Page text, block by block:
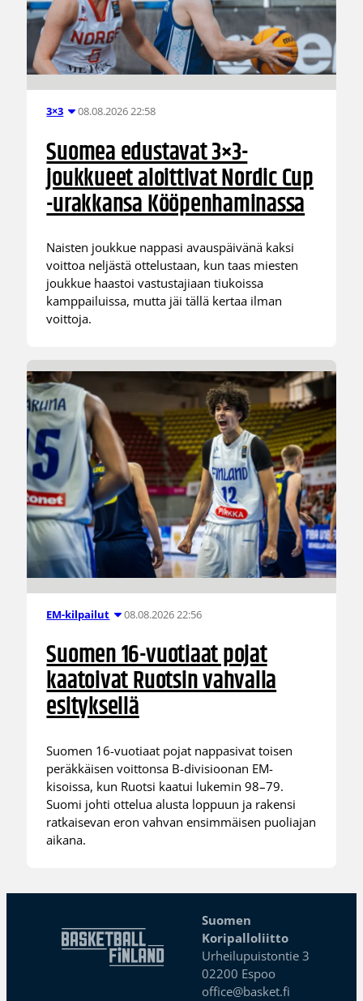
3×3 08.08.2026 22:58
Suomea edustavat 3×3-
joukkueet aloittivat Nordic Cup
-urakkansa Kööpenhaminassa
Naisten joukkue nappasi avauspäivänä kaksi
voittoa neljästä ottelustaan, kun taas miesten
joukkue haastoi vastustajiaan tiukoissa
kamppailuissa, mutta jäi tällä kertaa ilman
voittoja.
EM-kilpailut 08.08.2026 22:56
Suomen 16-vuotiaat pojat
kaatoivat Ruotsin vahvalla
esityksellä
Suomen 16-vuotiaat pojat nappasivat toisen
peräkkäisen voittonsa B-divisioonan EM-
kisoissa, kun Ruotsi kaatui lukemin 98–79.
Suomi johti ottelua alusta loppuun ja rakensi
ratkaisevan eron vahvan ensimmäisen puoliajan
aikana.
Suomen
Koripalloliitto
Urheilupuistontie 3
02200 Espoo
office@basket.fi